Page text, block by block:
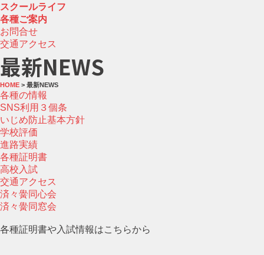
スクールライフ
各種ご案内
お問合せ
交通アクセス
最新NEWS
HOME > 最新NEWS
各種の情報
SNS利用３個条
いじめ防止基本方針
学校評価
進路実績
各種証明書
高校入試
交通アクセス
済々黌同心会
済々黌同窓会
各種証明書や入試情報はこちらから